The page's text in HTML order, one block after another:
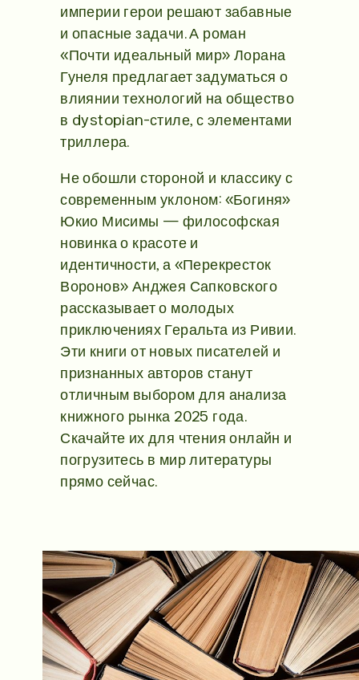
империи герои решают забавные
и опасные задачи. А роман
«Почти идеальный мир» Лорана
Гунеля предлагает задуматься о
влиянии технологий на общество
в dystopian-стиле, с элементами
триллера.
Не обошли стороной и классику с
современным уклоном: «Богиня»
Юкио Мисимы — философская
новинка о красоте и
идентичности, а «Перекресток
Воронов» Анджея Сапковского
рассказывает о молодых
приключениях Геральта из Ривии.
Эти книги от новых писателей и
признанных авторов станут
отличным выбором для анализа
книжного рынка 2025 года.
Скачайте их для чтения онлайн и
погрузитесь в мир литературы
прямо сейчас.